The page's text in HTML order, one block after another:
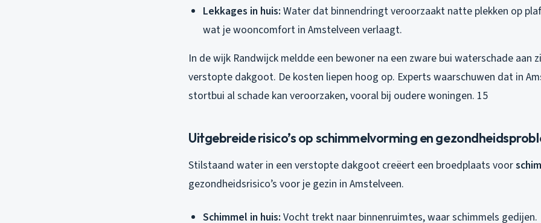
Lekkages in huis: Water dat binnendringt veroorzaakt natte plekken op
wat je wooncomfort in Amstelveen verlaagt.
In de wijk Randwijck meldde een bewoner na een zware bui waterschade aan
verstopte dakgoot. De kosten liepen hoog op. Experts waarschuwen dat in
stortbui al schade kan veroorzaken, vooral bij oudere woningen. 15
Uitgebreide risico’s op schimmelvorming en
Stilstaand water in een verstopte dakgoot creëert een broedplaats voor
gezondheidsrisico’s voor je gezin in Amstelveen.
Schimmel in huis: Vocht trekt naar binnenruimtes, waar schimmels